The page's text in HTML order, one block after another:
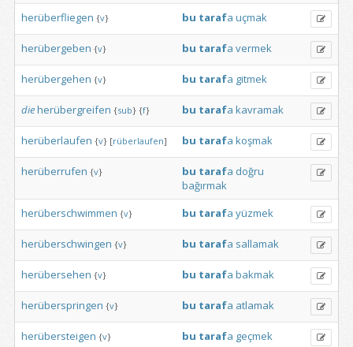
herüberfliegen {v} bu tarafa uçmak
herübergeben {v} bu tarafa vermek
herübergehen {v} bu tarafa gitmek
dieherübergreifen {sub} {f} bu tarafa kavramak
herüberlaufen {v} [rüberlaufen] bu tarafa koşmak
herüberrufen {v} bu tarafa doğru
bağırmak
herüberschwimmen {v} bu tarafa yüzmek
herüberschwingen {v} bu tarafa sallamak
herübersehen {v} bu tarafa bakmak
herüberspringen {v} bu tarafa atlamak
herübersteigen {v} bu tarafa geçmek